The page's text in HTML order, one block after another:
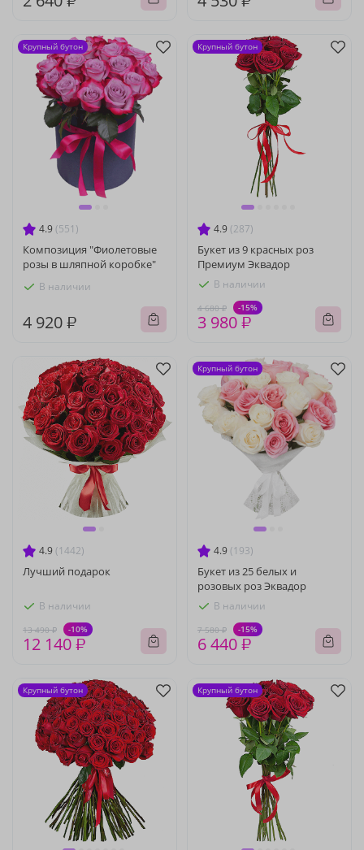
4.9 (551)
Композиция "Фиолетовые
розы в шляпной коробке"
В наличии
4 920 ₽
Крупный бутон
4.9 (287)
Букет из 9 красных роз
Премиум Эквадор
В наличии
4 680 ₽ -15%
3 980 ₽
Крупный бутон
4.9 (1442)
Лучший подарок
В наличии
13 490 ₽ -10%
12 140 ₽
4.9 (193)
Букет из 25 белых и
розовых роз Эквадор
В наличии
7 580 ₽ -15%
6 440 ₽
Крупный бутон
Крупный бутон Крупный бутон